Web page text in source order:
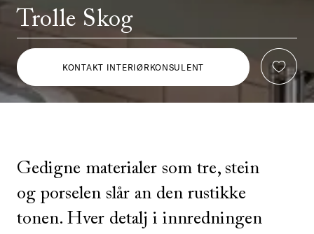
Trolle Skog
KONTAKT INTERIØRKONSULENT
Gedigne materialer som tre, stein
og porselen slår an den rustikke
tonen. Hver detalj i innredningen